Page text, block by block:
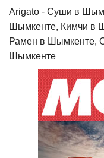
Arigato - Cуши в
Шымкенте, Кимчи в
Рамен в Шымкенте,
Шымкенте